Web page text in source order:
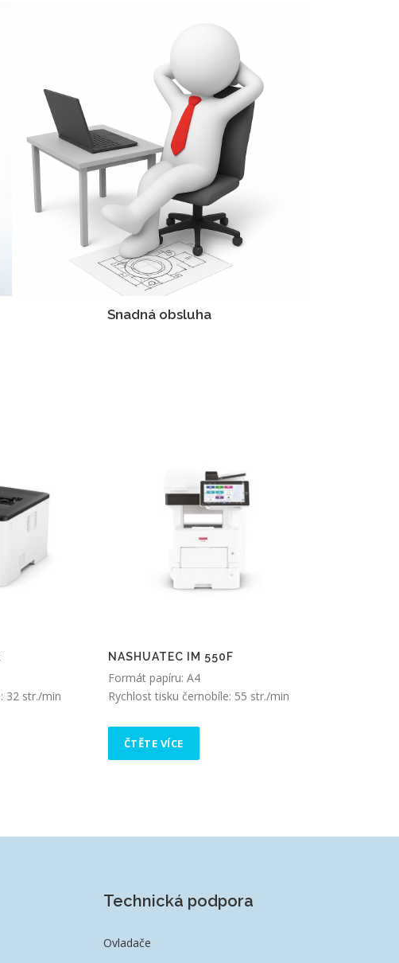
Snadná obsluha
32 str./min
NASHUATEC IM 550F
Formát papíru: A4
Rychlost tisku černobíle: 55 str./min
ČTĚTE VÍCE
Technická podpora
Ovladače